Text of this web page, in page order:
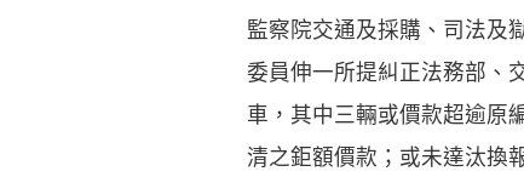
監察院交通及採購、司法及
委員伸一所提糾正法務部、
車，其中三輛或價款超逾原
清之鉅額價款；或未達汰換